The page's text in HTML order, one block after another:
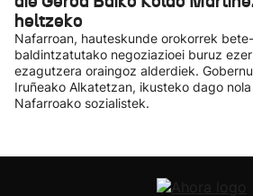
heltzeko
Nafarroan, hauteskunde orokorrek
baldintzatutako negoziazioei buruz
ezagutzera oraingoz alderdiek.
Iruñeako Alkatetzan, ikusteko dago
Nafarroako sozialistek.